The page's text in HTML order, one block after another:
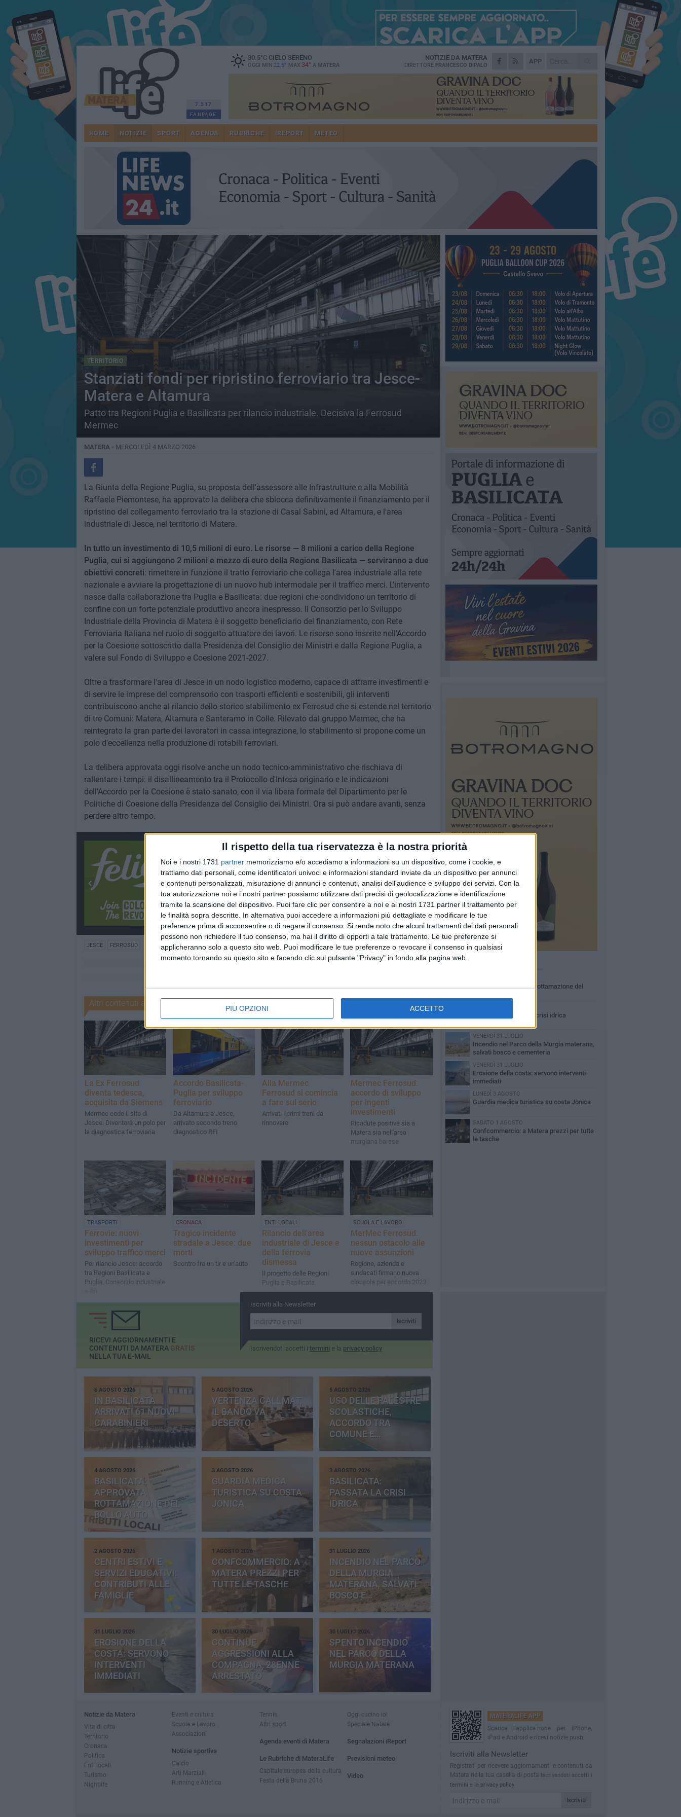
Il rispetto della tua riservatezza è la nostra priorità
Noi e i nostri 1731 partner memorizziamo e/o accediamo a informazioni su un dispositivo, come i cookie, e
trattiamo dati personali, come identificatori univoci e informazioni standard inviate da un dispositivo per annunci
e contenuti personalizzati, misurazione di annunci e contenuti, analisi dell'audience e sviluppo dei servizi. Con la
tua autorizzazione noi e i nostri partner possiamo utilizzare dati precisi di geolocalizzazione e identificazione
tramite la scansione del dispositivo. Puoi fare clic per consentire a noi e ai nostri 1731 partner il trattamento per
le finalità sopra descritte. In alternativa puoi accedere a informazioni più dettagliate e modificare le tue
preferenze prima di acconsentire o di negare il consenso. Si rende noto che alcuni trattamenti dei dati personali
possono non richiedere il tuo consenso, ma hai il diritto di opporti a tale trattamento. Le tue preferenze si
applicheranno solo a questo sito web. Puoi modificare le tue preferenze o revocare il consenso in qualsiasi
momento tornando su questo sito e facendo clic sul pulsante "Privacy" in fondo alla pagina web.
PIÙ OPZIONI ACCETTO
7.517
FANPAGE
30.5°CCIELO SERENO
OGGI MIN 22.5° MAX 34° A MATERA
APP
NOTIZIE DA MATERA
DIRETTORE FRANCESCO DIPALO
HOME NOTIZIE SPORT AGENDA RUBRICHE IREPORT METEO
TERRITORIO
Stanziati fondi per ripristino ferroviario tra Jesce-
Matera e Altamura
Patto tra Regioni Puglia e Basilicata per rilancio industriale. Decisiva la Ferrosud
Mermec
MATERA - MERCOLEDÌ 4 MARZO 2026
La Giunta della Regione Puglia, su proposta dell'assessore alle Infrastrutture e alla Mobilità
Raffaele Piemontese, ha approvato la delibera che sblocca definitivamente il finanziamento per il
ripristino del collegamento ferroviario tra la stazione di Casal Sabini, ad Altamura, e l'area
industriale di Jesce, nel territorio di Matera.
In tutto un investimento di 10,5 milioni di euro. Le risorse — 8 milioni a carico della Regione
Puglia, cui si aggiungono 2 milioni e mezzo di euro della Regione Basilicata — serviranno a due
obiettivi concreti: rimettere in funzione il tratto ferroviario che collega l'area industriale alla rete
nazionale e avviare la progettazione di un nuovo hub intermodale per il traffico merci. L'intervento
nasce dalla collaborazione tra Puglia e Basilicata: due regioni che condividono un territorio di
confine con un forte potenziale produttivo ancora inespresso. Il Consorzio per lo Sviluppo
Industriale della Provincia di Matera è il soggetto beneficiario del finanziamento, con Rete
Ferroviaria Italiana nel ruolo di soggetto attuatore dei lavori. Le risorse sono inserite nell'Accordo
per la Coesione sottoscritto dalla Presidenza del Consiglio dei Ministri e dalla Regione Puglia, a
valere sul Fondo di Sviluppo e Coesione 2021-2027.
Oltre a trasformare l'area di Jesce in un nodo logistico moderno, capace di attrarre investimenti e
di servire le imprese del comprensorio con trasporti efficienti e sostenibili, gli interventi
contribuiscono anche al rilancio dello storico stabilimento ex Ferrosud che si estende nel territorio
di tre Comuni: Matera, Altamura e Santeramo in Colle. Rilevato dal gruppo Mermec, che ha
reintegrato la gran parte dei lavoratori in cassa integrazione, lo stabilimento si propone come un
polo d'eccellenza nella produzione di rotabili ferroviari.
La delibera approvata oggi risolve anche un nodo tecnico-amministrativo che rischiava di
rallentare i tempi: il disallineamento tra il Protocollo d'Intesa originario e le indicazioni
dell'Accordo per la Coesione è stato sanato, con il via libera formale del Dipartimento per le
Politiche di Coesione della Presidenza del Consiglio dei Ministri. Ora si può andare avanti, senza
perdere altro tempo.
JESCE FERROSUD
Altri contenuti a tema
La Ex Ferrosud
diventa tedesca,
acquisita da Siemens
Mermec cede il sito di
Jesce. Diventerà un polo per
la diagnostica ferroviaria
Accordo Basilicata-
Puglia per sviluppo
ferroviario
Da Altamura a Jesce,
arrivato secondo treno
diagnostico RFI
Alla Mermec
Ferrosud si comincia
a fare sul serio
Arrivati i primi treni da
rinnovare
Mermec Ferrosud:
accordo di sviluppo
per ingenti
investimenti
Ricadute positive sia a
Matera sia nell'area
murgiana barese
TRASPORTI
Ferrovie: nuovi
investimenti per
sviluppo traffico merci
Per rilancio Jesce: accordo
tra Regioni Basilicata e
Puglia, Consorzio industriale
CRONACA
Tragico incidente
stradale a Jesce: due
morti
Scontro fra un tir e un'auto
ENTI LOCALI
Rilancio dell'area
industriale di Jesce e
della ferrovia
dismessa
Il progetto delle Regioni
Puglia e Basilicata
SCUOLA E LAVORO
MerMec Ferrosud:
nessun ostacolo alle
nuove assunzioni
Regione, azienda e
sindacati firmano nuova
clausola per accordo 2023
Iscriviti alla Newsletter
Iscriviti
Iscrivendoti accetti i termini e la privacy policy
RICEVI AGGIORNAMENTI E
CONTENUTI DA MATERA GRATIS
NELLA TUA E-MAIL
6 AGOSTO 2026
IN BASILICATA
ARRIVATI 61 NUOVI
CARABINIERI
5 AGOSTO 2026
VERTENZA CALLMAT,
IL BANDO VA
DESERTO
5 AGOSTO 2026
USO DELLE PALESTRE
SCOLASTICHE,
ACCORDO TRA
COMUNE E
PROVINCIA
4 AGOSTO 2026
BASILICATA:
APPROVATA
ROTTAMAZIONE DEL
BOLLO AUTO
3 AGOSTO 2026
GUARDIA MEDICA
TURISTICA SU COSTA
JONICA
3 AGOSTO 2026
BASILICATA:
PASSATA LA CRISI
IDRICA
2 AGOSTO 2026
CENTRI ESTIVI E
SERVIZI EDUCATIVI:
CONTRIBUTI ALLE
FAMIGLIE
1 AGOSTO 2026
CONFCOMMERCIO: A
MATERA PREZZI PER
TUTTE LE TASCHE
31 LUGLIO 2026
INCENDIO NEL PARCO
DELLA MURGIA
MATERANA, SALVATI
BOSCO E
CEMENTERIA
31 LUGLIO 2026
EROSIONE DELLA
COSTA: SERVONO
INTERVENTI
IMMEDIATI
30 LUGLIO 2026
CONTINUE
AGGRESSIONI ALLA
COMPAGNA, 28ENNE
ARRESTATO
30 LUGLIO 2026
SPENTO INCENDIO
NEL PARCO DELLA
MURGIA MATERANA
Basilicata: approvata rottamazione del
Basilicata: passata la crisi idrica
VENERDÌ 31 LUGLIO
Incendio nel Parco della Murgia materana,
salvati bosco e cementeria
VENERDÌ 31 LUGLIO
Erosione della costa: servono interventi
immediati
LUNEDÌ 3 AGOSTO
Guardia medica turistica su costa Jonica
SABATO 1 AGOSTO
Confcommercio: a Matera prezzi per tutte
le tasche
Notizie da Matera
Vita di città
Territorio
Cronaca
Politica
Enti locali
Turismo
Nightlife
Eventi e cultura
Scuola e Lavoro
Associazioni
Notizie sportive
Calcio
Arti Marziali
Running e Atletica
Tennis
Altri sport
Agenda eventi di Matera
Le Rubriche di MateraLife
Capitale europea della cultura
Festa della Bruna 2016
Oggi cucino io!
Speciale Natale
Segnalazioni iReport
Previsioni meteo
Video
MATERALIFE APP
Scarica l'applicazione per iPhone,
iPad e Android e ricevi notizie push
Iscriviti alla Newsletter
Registrati per ricevere aggiornamenti e contenuti da
Matera nella tua casella di posta Iscrivendoti accetti i
termini e la privacy policy
Iscriviti